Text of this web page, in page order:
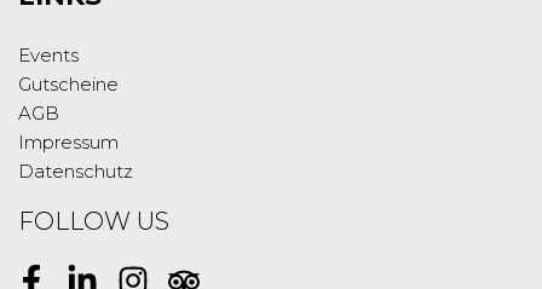
Events
Gutscheine
AGB
Impressum
Datenschutz
FOLLOW US